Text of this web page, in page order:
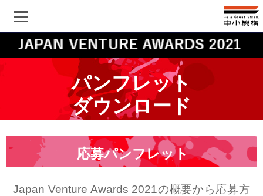
パンフレット
ダウンロード
応募パンフレット
Japan Venture Awards 2021の概要から応募方